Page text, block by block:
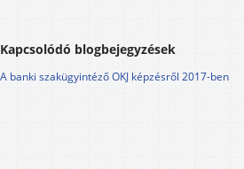
Kapcsolódó blogbejegyzések
A banki szakügyintéző OKJ képzésről 2017-ben